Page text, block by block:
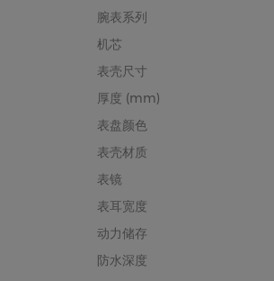
腕表系列
机芯
表壳尺寸
厚度 (mm)
表盘颜色
表壳材质
表镜
表耳宽度
动力储存
防水深度